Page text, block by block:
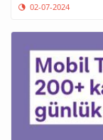
02-07-2024